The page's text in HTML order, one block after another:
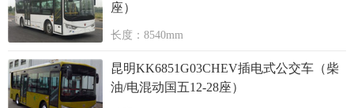
座）
长度：8540mm
昆明KK6851G03CHEV插电式公交车（柴
油/电混动国五12-28座）